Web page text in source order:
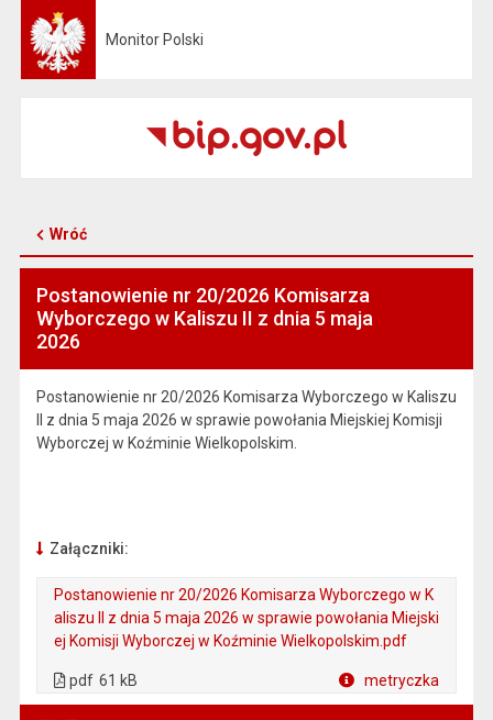
Monitor Polski
Wróć
Postanowienie nr 20/2026 Komisarza
Wyborczego w Kaliszu II z dnia 5 maja
2026
Postanowienie nr 20/2026 Komisarza Wyborczego w Kaliszu
II z dnia 5 maja 2026 w sprawie powołania Miejskiej Komisji
Wyborczej w Koźminie Wielkopolskim.
Załączniki:
Postanowienie nr 20/2026 Komisarza Wyborczego w K
aliszu II z dnia 5 maja 2026 w sprawie powołania Miejski
ej Komisji Wyborczej w Koźminie Wielkopolskim.pdf
pdf 61 kB metryczka